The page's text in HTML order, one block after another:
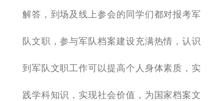
解答，到场及线上参会的同学们都对报考军
队文职，参与军队档案建设充满热情，认识
到军队文职工作可以提高个人身体素质，实
践学科知识，实现社会价值，为国家档案文